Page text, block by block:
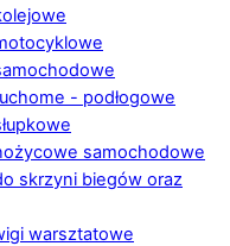
- podłogowe
samochodowe
skrzyni biegów oraz
warsztatowe